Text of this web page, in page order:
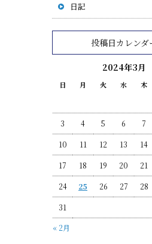
日記
投稿日カレンダ
2024年3月
日 月 火 水 木
« 2月
3 4 5 6 7
10 11 12 13 14
17 18 19 20 21
24 25 26 27 28
31